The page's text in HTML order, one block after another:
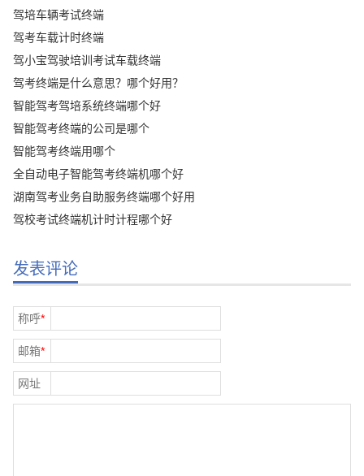
驾培车辆考试终端
驾考车载计时终端
驾小宝驾驶培训考试车载终端
驾考终端是什么意思？哪个好用？
智能驾考驾培系统终端哪个好
智能驾考终端的公司是哪个
智能驾考终端用哪个
全自动电子智能驾考终端机哪个好
湖南驾考业务自助服务终端哪个好用
驾校考试终端机计时计程哪个好
发表评论
称呼*
邮箱*
网址